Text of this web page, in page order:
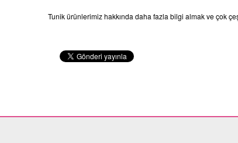
Tunik ürünlerimiz hakkında daha fazla bilgi almak ve çok